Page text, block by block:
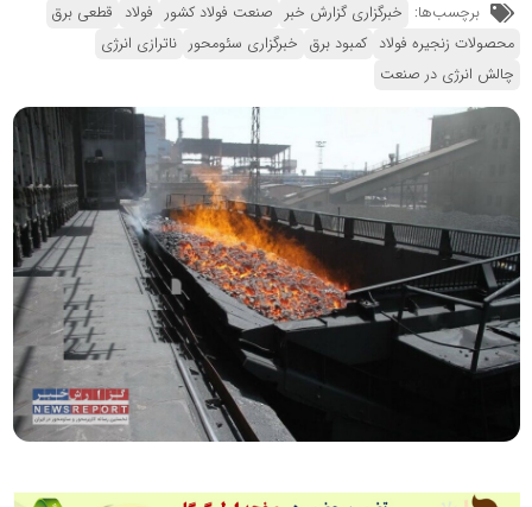
برچسب‌ها: خبرگزاری گزارش خبر صنعت فولاد کشور فولاد قطعی برق
محصولات زنجیره فولاد کمبود برق خبرگزاری سئومحور ناترازی انرژی
چالش انرژی در صنعت